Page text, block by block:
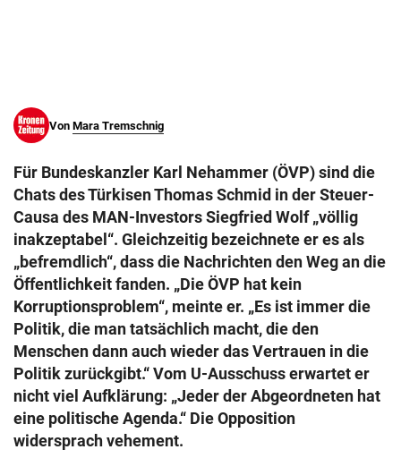
Von Mara Tremschnig
Für Bundeskanzler Karl Nehammer (ÖVP) sind die
Chats des Türkisen Thomas Schmid in der Steuer-
Causa des MAN-Investors Siegfried Wolf „völlig
inakzeptabel“. Gleichzeitig bezeichnete er es als
„befremdlich“, dass die Nachrichten den Weg an die
Öffentlichkeit fanden. „Die ÖVP hat kein
Korruptionsproblem“, meinte er. „Es ist immer die
Politik, die man tatsächlich macht, die den
Menschen dann auch wieder das Vertrauen in die
Politik zurückgibt.“ Vom U-Ausschuss erwartet er
nicht viel Aufklärung: „Jeder der Abgeordneten hat
eine politische Agenda.“ Die Opposition
widersprach vehement.